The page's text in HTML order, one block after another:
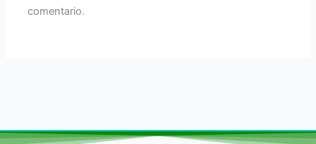
comentario.